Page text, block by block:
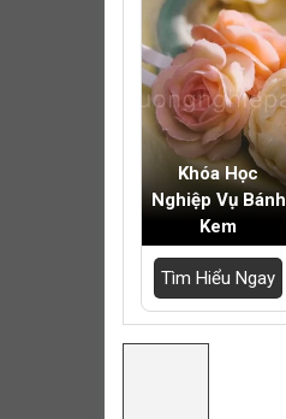
Khóa Học
Nghiệp Vụ Bánh
Kem
Tìm Hiểu Ngay